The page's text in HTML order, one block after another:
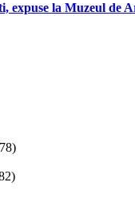
expuse la Muzeul de